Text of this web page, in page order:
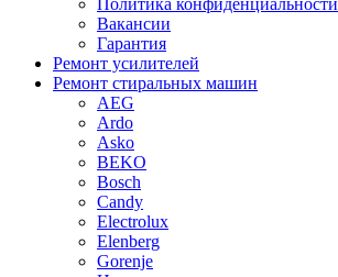
Политика конфиденциальности
Вакансии
Гарантия
Ремонт усилителей
Ремонт стиральных машин
AEG
Ardo
Asko
BEKO
Bosch
Candy
Electrolux
Elenberg
Gorenje